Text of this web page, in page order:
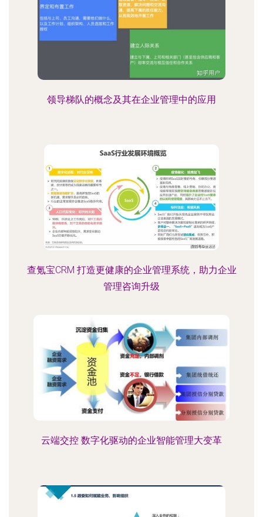
领导梯队的概念及其在企业管理中的应用
查氪宝CRM 打造更健康的企业管理系统，助力企业
管理咨询升级
云端交控 数字化驱动的企业智能管理大变革